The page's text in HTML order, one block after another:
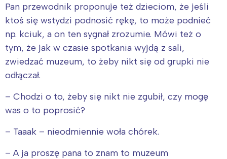
Pan przewodnik proponuje też dzieciom, że jeśli
ktoś się wstydzi podnosić rękę, to może podnieć
np. kciuk, a on ten sygnał zrozumie. Mówi też o
tym, że jak w czasie spotkania wyjdą z sali,
zwiedzać muzeum, to żeby nikt się od grupki nie
odłączał.
– Chodzi o to, żeby się nikt nie zgubił, czy mogę
was o to poprosić?
– Taaak – nieodmiennie woła chórek.
– A ja proszę pana to znam to muzeum